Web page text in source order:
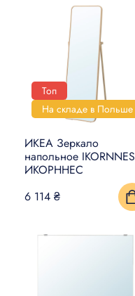
Топ
На складе в Польше
ИКЕА Зеркало
напольное IKORNNES
ИКОРННЕС
6 114 ₴